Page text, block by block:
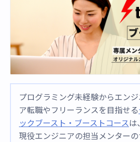
プログラミング未経験からエンジ
ア転職やフリーランスを目指せる
ックブースト・ブーストコースは、
現役エンジニアの担当メンター